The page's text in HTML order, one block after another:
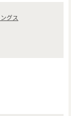
グス